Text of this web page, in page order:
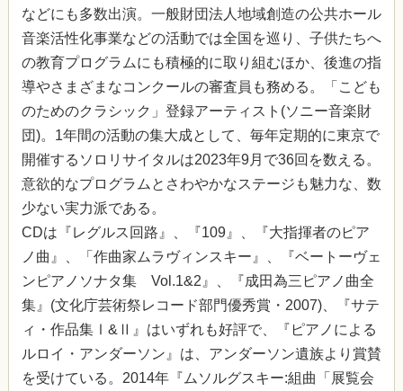
などにも多数出演。一般財団法人地域創造の公共ホール
音楽活性化事業などの活動では全国を巡り、子供たちへ
の教育プログラムにも積極的に取り組むほか、後進の指
導やさまざまなコンクールの審査員も務める。「こども
のためのクラシック」登録アーティスト(ソニー音楽財
団)。1年間の活動の集大成として、毎年定期的に東京で
開催するソロリサイタルは2023年9月で36回を数える。
意欲的なプログラムとさわやかなステージも魅力な、数
少ない実力派である。
CDは『レグルス回路』、『109』、『大指揮者のピア
ノ曲』、「作曲家ムラヴィンスキー』、『ベートーヴェ
ンピアノソナタ集 Vol.1&2』、『成田為三ピアノ曲全
集』(文化庁芸術祭レコード部門優秀賞・2007)、『サテ
ィ・作品集Ⅰ&Ⅱ』はいずれも好評で、『ピアノによる
ルロイ・アンダーソン』は、アンダーソン遺族より賞賛
を受けている。2014年『ムソルグスキー:組曲「展覧会